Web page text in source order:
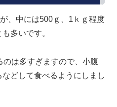
、中には500ｇ、1ｋｇ程度
多いです。
は多すぎますので、小腹
どして食べるようにしまし